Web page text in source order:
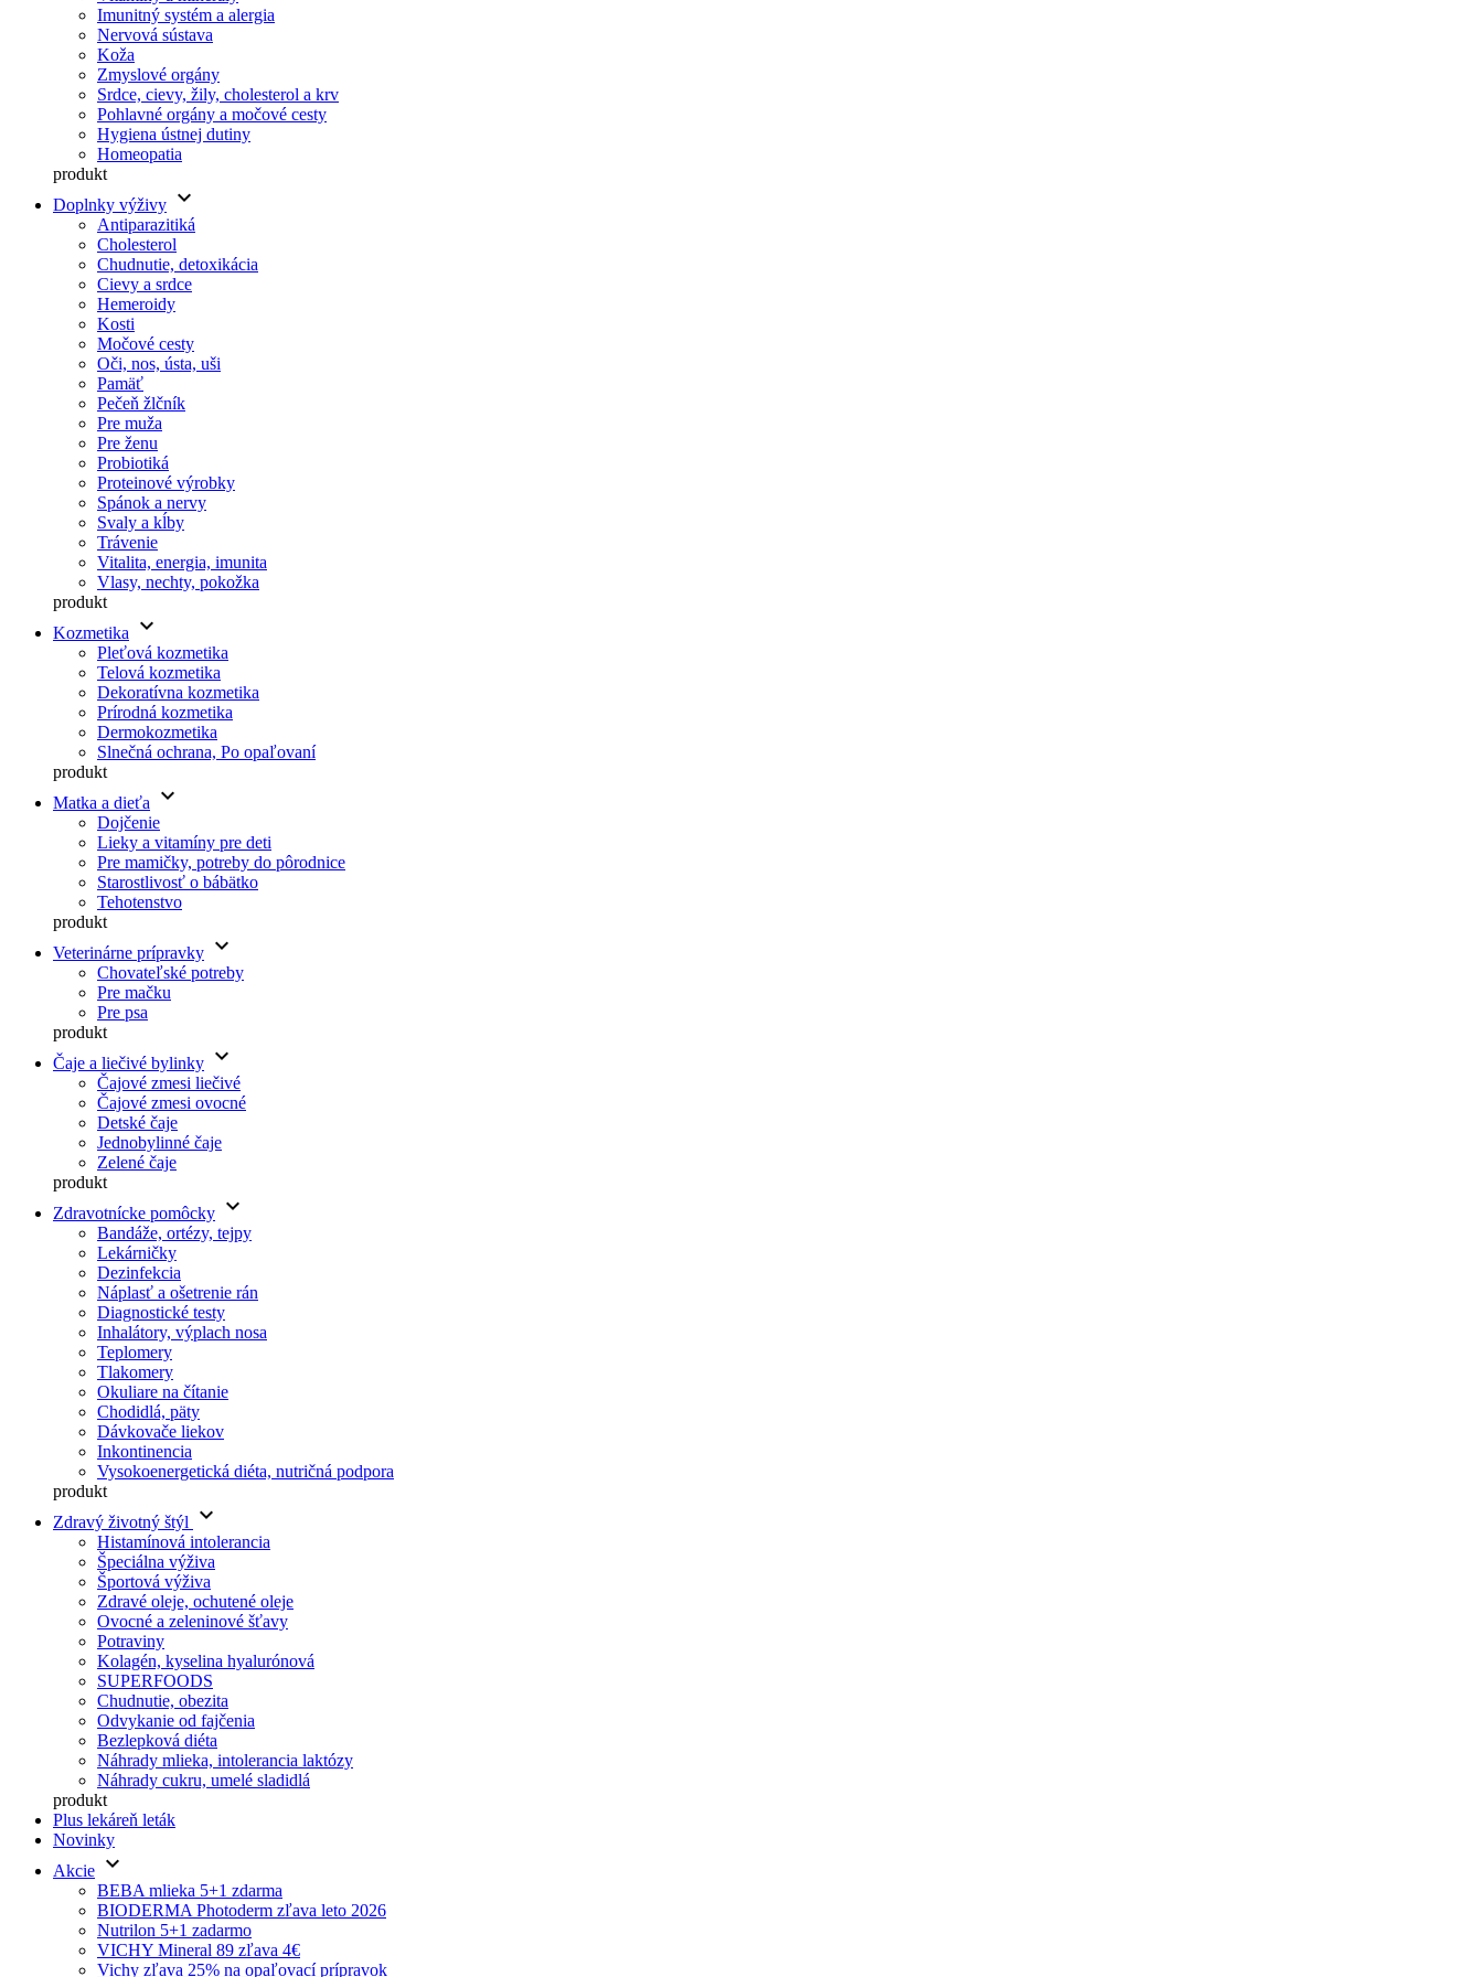
Imunitný systém a alergia
Nervová sústava
Koža
Zmyslové orgány
Srdce, cievy, žily, cholesterol a krv
Pohlavné orgány a močové cesty
Hygiena ústnej dutiny
Homeopatia
produkt
Doplnky výživy keyboard_arrow_down
Antiparazitiká
Cholesterol
Chudnutie, detoxikácia
Cievy a srdce
Hemeroidy
Kosti
Močové cesty
Oči, nos, ústa, uši
Pamäť
Pečeň žlčník
Pre muža
Pre ženu
Probiotiká
Proteinové výrobky
Spánok a nervy
Svaly a kĺby
Trávenie
Vitalita, energia, imunita
Vlasy, nechty, pokožka
produkt
Kozmetika
keyboard_arrow_down
Pleťová kozmetika
Telová kozmetika
Dekoratívna kozmetika
Prírodná kozmetika
Dermokozmetika
Slnečná ochrana, Po opaľovaní
produkt
Matka a dieťa
keyboard_arrow_down
Dojčenie
Lieky a vitamíny pre deti
Pre mamičky, potreby do pôrodnice
Starostlivosť o bábätko
Tehotenstvo
produkt
Veterinárne prípravky keyboard_arrow_down
Chovateľské potreby
Pre mačku
Pre psa
produkt
Čaje a liečivé bylinky keyboard_arrow_down
Čajové zmesi liečivé
Čajové zmesi ovocné
Detské čaje
Jednobylinné čaje
Zelené čaje
produkt
Zdravotnícke pomôcky keyboard_arrow_down
Bandáže, ortézy, tejpy
Lekárničky
Dezinfekcia
Náplasť a ošetrenie rán
Diagnostické testy
Inhalátory, výplach nosa
Teplomery
Tlakomery
Okuliare na čítanie
Chodidlá, päty
Dávkovače liekov
Inkontinencia
Vysokoenergetická diéta, nutričná podpora
produkt
Zdravý životný štýl
keyboard_arrow_down
Histamínová intolerancia
Špeciálna výživa
Športová výživa
Zdravé oleje, ochutené oleje
Ovocné a zeleninové šťavy
Potraviny
Kolagén, kyselina hyalurónová
SUPERFOODS
Chudnutie, obezita
Odvykanie od fajčenia
Bezlepková diéta
Náhrady mlieka, intolerancia laktózy
Náhrady cukru, umelé sladidlá
produkt
Plus lekáreň leták
Novinky
Akcie keyboard_arrow_down
BEBA mlieka 5+1 zdarma
BIODERMA Photoderm zľava leto 2026
Nutrilon 5+1 zadarmo
VICHY Mineral 89 zľava 4€
Vichy zľava 25% na opaľovací prípravok